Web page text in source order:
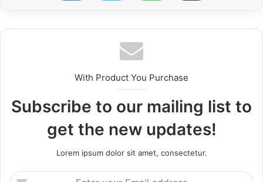
With Product You Purchase
Subscribe to our mailing list to
get the new updates!
Lorem ipsum dolor sit amet, consectetur.
Enter